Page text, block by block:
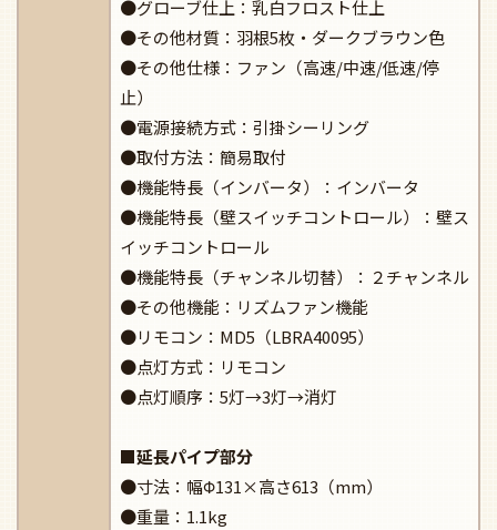
●グローブ仕上：乳白フロスト仕上
●その他材質：羽根5枚・ダークブラウン色
●その他仕様：ファン（高速/中速/低速/停
止）
●電源接続方式：引掛シーリング
●取付方法：簡易取付
●機能特長（インバータ）：インバータ
●機能特長（壁スイッチコントロール）：壁ス
イッチコントロール
●機能特長（チャンネル切替）：２チャンネル
●その他機能：リズムファン機能
●リモコン：MD5（LBRA40095）
●点灯方式：リモコン
●点灯順序：5灯→3灯→消灯
■延長パイプ部分
●寸法：幅Φ131×高さ613（mm）
●重量：1.1kg